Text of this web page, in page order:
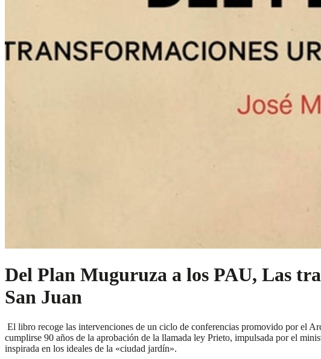
Del Plan Muguruza a los PAU, Las
San Juan
El libro recoge las intervenciones de un ciclo de conferencias promovido por el
cumplirse 90 años de la aprobación de la llamada ley Prieto, impulsada por el
inspirada en los ideales de la «ciudad jardín».